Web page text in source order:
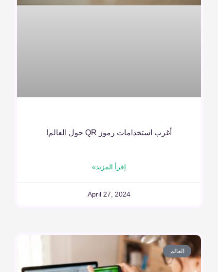
أغرب استخدامات رموز QR حول العالم!
إقرأ المزيد»
April 27, 2024
العالم